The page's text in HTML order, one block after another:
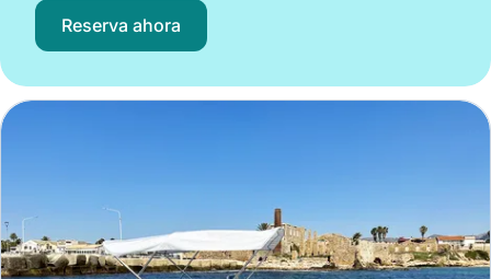
Reserva ahora